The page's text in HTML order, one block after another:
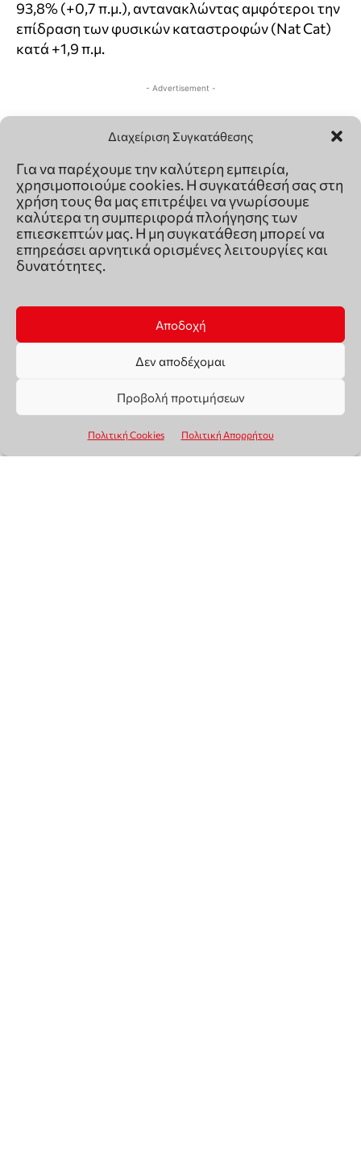
Διαχείριση Συγκατάθεσης
Για να παρέχουμε την καλύτερη εμπειρία,
χρησιμοποιούμε cookies. Η συγκατάθεσή σας στη
χρήση τους θα μας επιτρέψει να γνωρίσουμε
καλύτερα τη συμπεριφορά πλοήγησης των
επιεσκεπτών μας. Η μη συγκατάθεση μπορεί να
επηρεάσει αρνητικά ορισμένες λειτουργίες και
δυνατότητες.
Αποδοχή
Δεν αποδέχομαι
Προβολή προτιμήσεων
Πολιτική Cookies Πολιτική Απορρήτου